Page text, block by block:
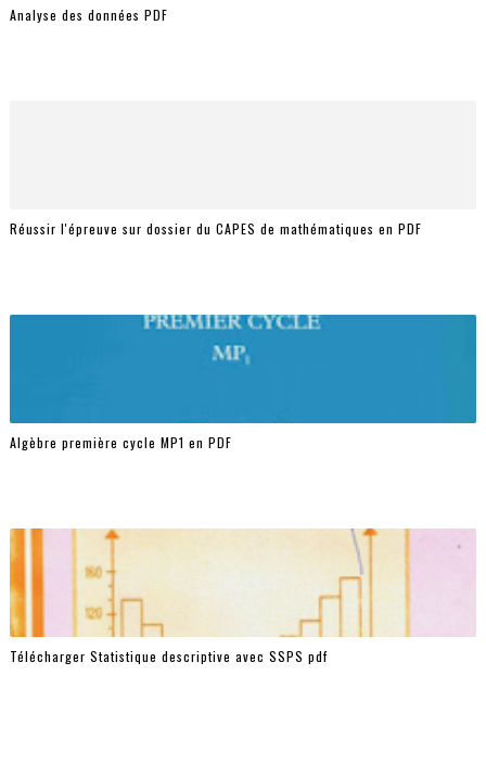
Analyse des données PDF
Réussir l'épreuve sur dossier du CAPES de mathématiques en PDF
Algèbre première cycle MP1 en PDF
Télécharger Statistique descriptive avec SSPS pdf